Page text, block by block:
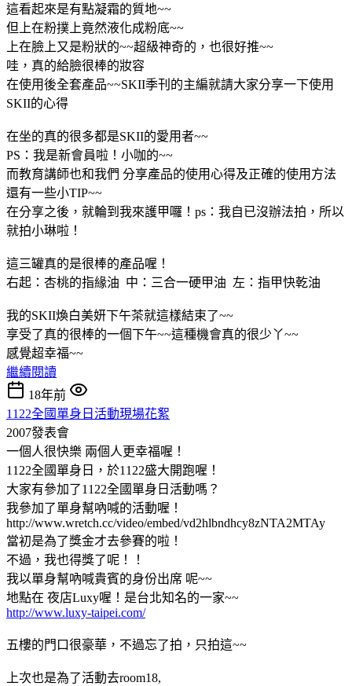
這看起來是有點凝霜的質地~~
但上在粉撲上竟然液化成粉底~~
上在臉上又是粉狀的~~超級神奇的，也很好推~~
哇，真的給臉很棒的妝容
在使用後全套產品~~SKII季刊的主編就請大家分享一下使用
SKII的心得
在坐的真的很多都是SKII的愛用者~~
PS：我是新會員啦！小咖的~~
而教育講師也和我們 分享產品的使用心得及正確的使用方法
還有一些小TIP~~
在分享之後，就輪到我來護甲囉！ps：我自已沒辦法拍，所以
就拍小琳啦！
這三罐真的是很棒的產品喔！
右起：杏桃的指緣油 中：三合一硬甲油 左：指甲快乾油
我的SKII煥白美妍下午茶就這樣結束了~~
享受了真的很棒的一個下午~~這種機會真的很少丫~~
感覺超幸福~~
繼續閱讀
18年前
1122全國單身日活動現場花絮
2007發表會
一個人很快樂 兩個人更幸福喔！
1122全國單身日，於1122盛大開跑喔！
大家有參加了1122全國單身日活動嗎？
我參加了單身幫吶喊的活動喔！
http://www.wretch.cc/video/embed/vd2hlbndhcy8zNTA2MTAy
當初是為了獎金才去參賽的啦！
不過，我也得獎了呢！！
我以單身幫吶喊貴賓的身份出席 呢~~
地點在 夜店Luxy喔！是台北知名的一家~~
http://www.luxy-taipei.com/
五樓的門口很豪華，不過忘了拍，只拍這~~
上次也是為了活動去room18,